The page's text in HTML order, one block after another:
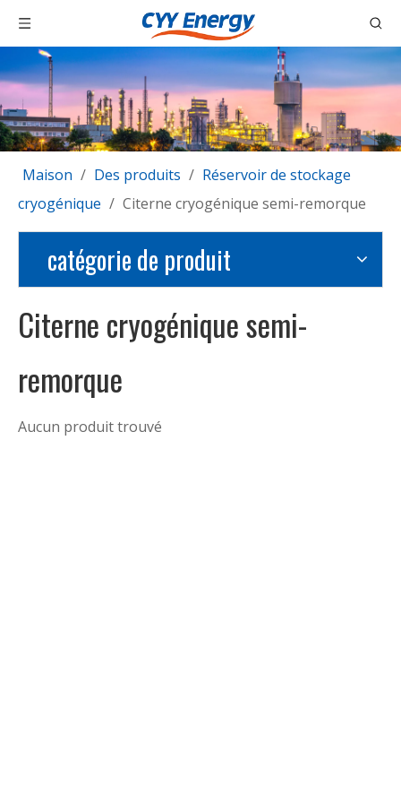
Maison / Des produits / Réservoir de stockage
cryogénique / Citerne cryogénique semi-remorque
catégorie de produit
Citerne cryogénique semi-
remorque
Aucun produit trouvé